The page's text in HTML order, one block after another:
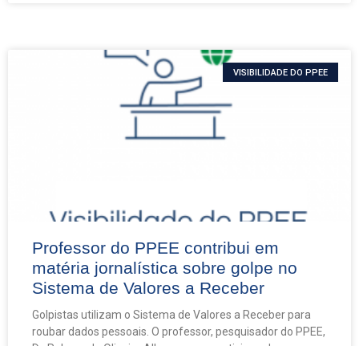
VISIBILIDADE DO PPEE
Professor do PPEE contribui em
matéria jornalística sobre golpe no
Sistema de Valores a Receber
Golpistas utilizam o Sistema de Valores a Receber para
roubar dados pessoais. O professor, pesquisador do PPEE,